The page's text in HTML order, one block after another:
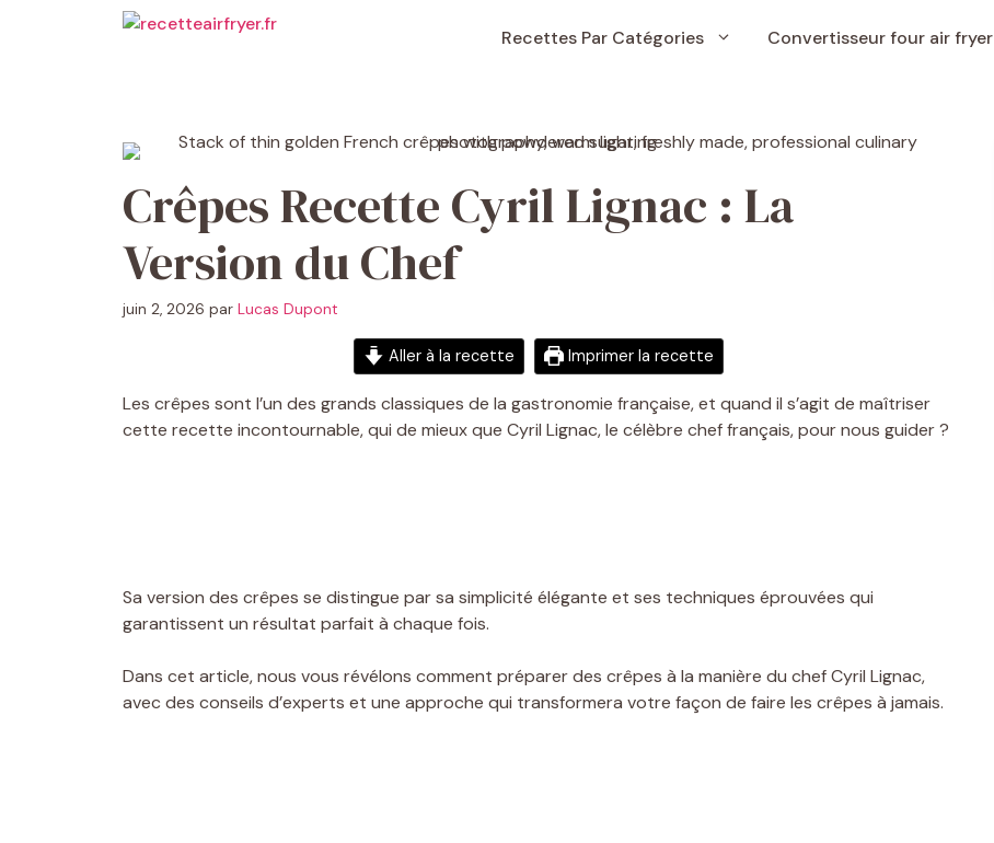
Recettes Par Catégories Convertisseur four air fryer
Crêpes Recette Cyril Lignac : La
Version du Chef
juin 2, 2026 par Lucas Dupont
Aller à la recette Imprimer la recette
Les crêpes sont l’un des grands classiques de la gastronomie française, et quand il s’agit de maîtriser
cette recette incontournable, qui de mieux que Cyril Lignac, le célèbre chef français, pour nous guider ?
Sa version des crêpes se distingue par sa simplicité élégante et ses techniques éprouvées qui
garantissent un résultat parfait à chaque fois.
Dans cet article, nous vous révélons comment préparer des crêpes à la manière du chef Cyril Lignac,
avec des conseils d’experts et une approche qui transformera votre façon de faire les crêpes à jamais.